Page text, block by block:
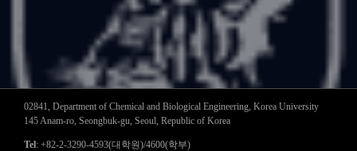
02841, Department of Chemical and Biological Engineering, Korea University
145 Anam-ro, Seongbuk-gu, Seoul, Republic of Korea
Tel: +82-2-3290-4593(대학원)/4600(학부)